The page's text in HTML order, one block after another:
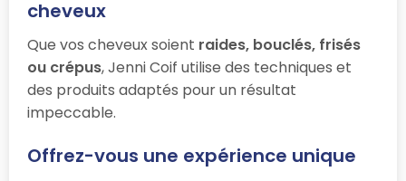
cheveux
Que vos cheveux soient raides, bouclés, frisés
ou crépus, Jenni Coif utilise des techniques et
des produits adaptés pour un résultat
impeccable.
Offrez-vous une expérience unique